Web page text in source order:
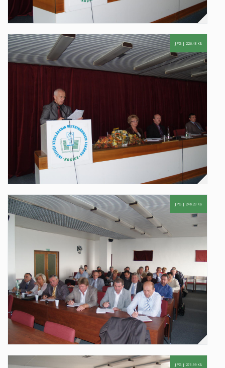
JPG | 226.48 KB
JPG | 246.23 KB
JPG | 273.99 KB